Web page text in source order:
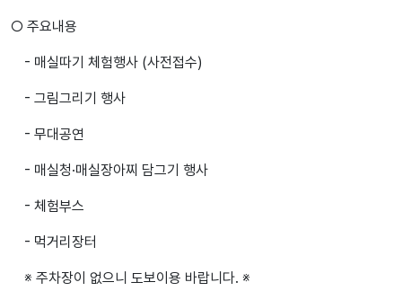
○ 주요내용
- 매실따기 체험행사 (사전접수)
- 그림그리기 행사
- 무대공연
- 매실청·매실장아찌 담그기 행사
- 체험부스
- 먹거리장터
※ 주차장이 없으니 도보이용 바랍니다. ※